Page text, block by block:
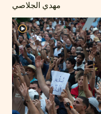
مهدي الجلاصي